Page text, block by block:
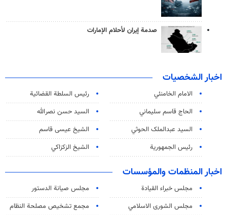
صدمة إيران لأحلام الإمارات
اخبار الشخصيات
الامام الخامنئي
رئیس السلطة القضائیة
الحاج قاسم سليماني
السيد حسن نصرالله
السید عبدالملک الحوثي
الشيخ عيسى قاسم
رئيس الجمهورية
الشيخ الزكزاكي
اخبار المنظمات والمؤسسات
مجلس خبراء القيادة
مجلس صيانة الدستور
مجلس الشورى الاسلامي
مجمع تشخيص مصلحة النظام